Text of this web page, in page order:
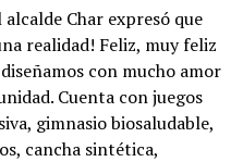
Char expresó que
realidad! Feliz, muy feliz
con mucho amor
Cuenta con juegos
gimnasio biosaludable,
cancha sintética,